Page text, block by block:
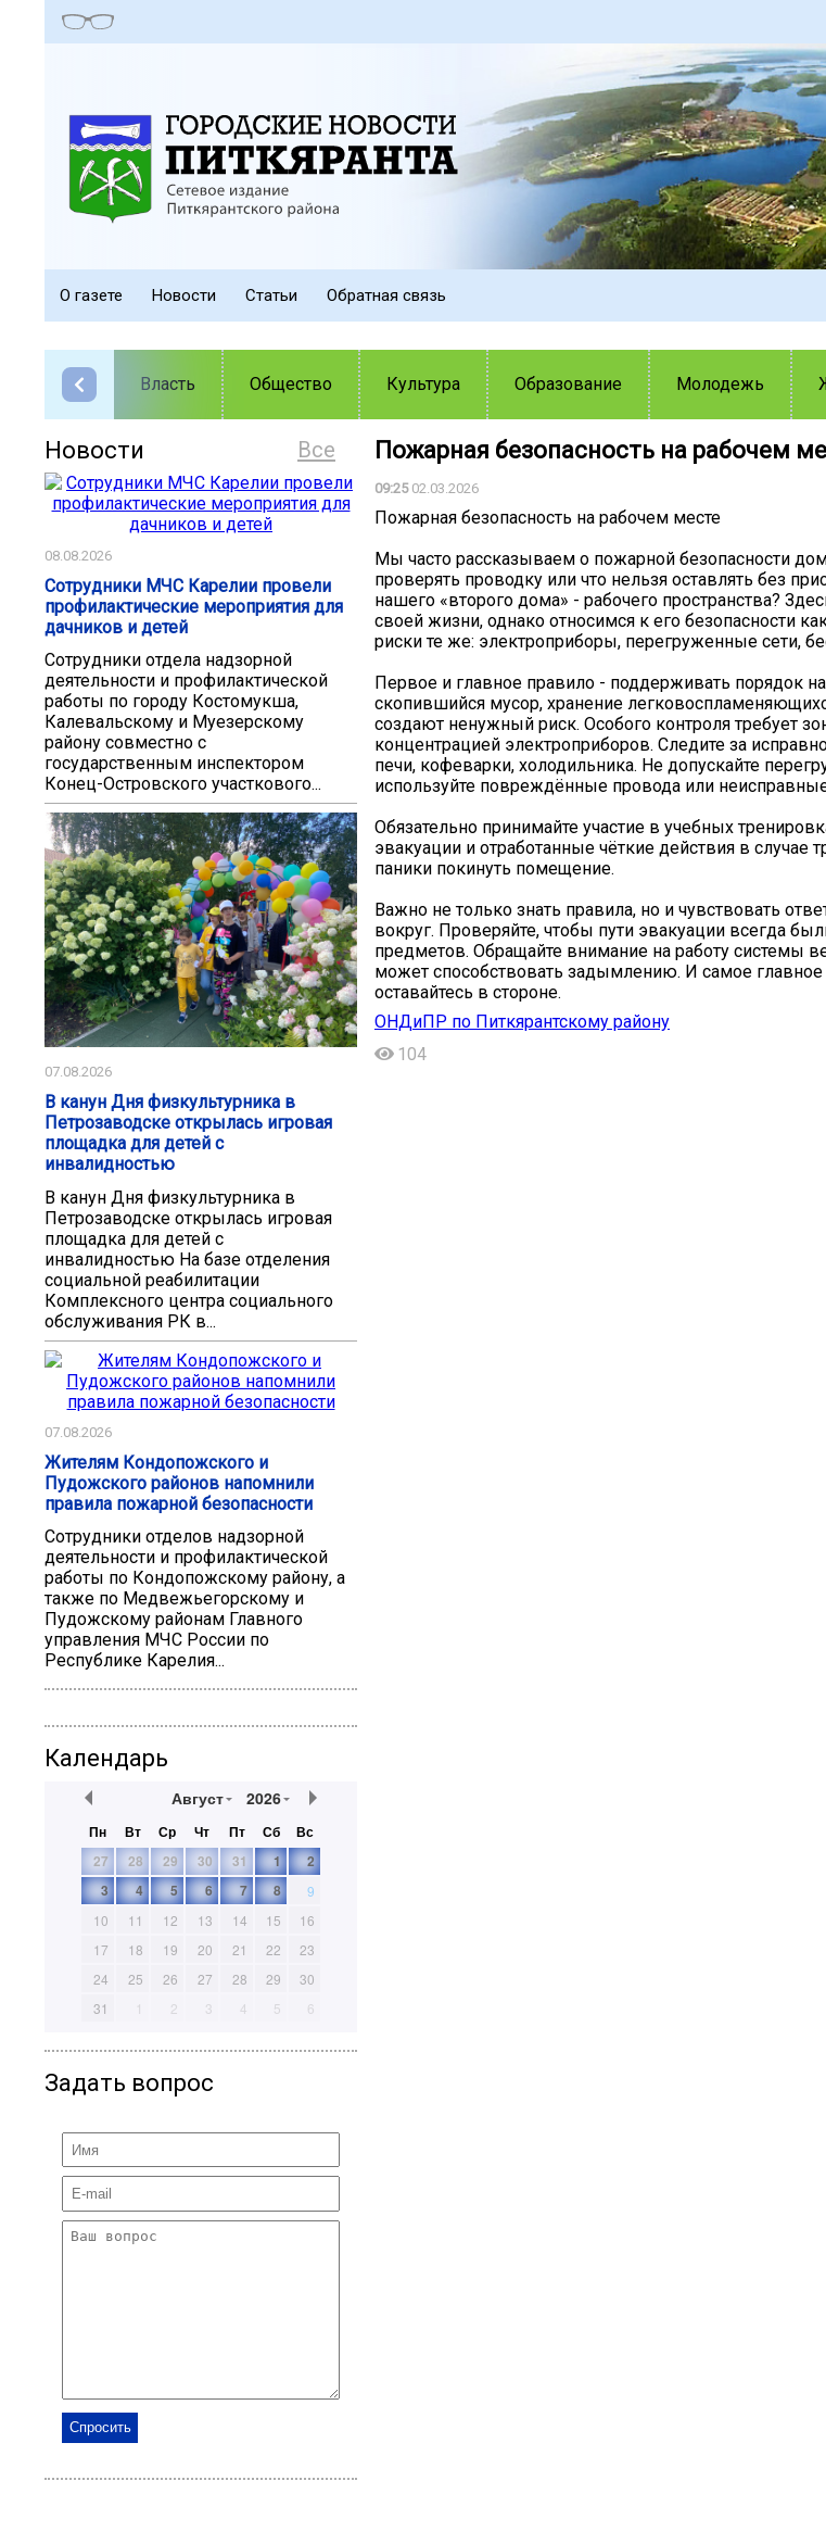
О газете Новости Статьи Обратная связь
Власть Общество Культура Образование Молодежь
Все
Новости
08.08.2026
Сотрудники МЧС Карелии провели
профилактические мероприятия для
дачников и детей
Сотрудники отдела надзорной
деятельности и профилактической
работы по городу Костомукша,
Калевальскому и Муезерскому
району совместно с
государственным инспектором
Конец-Островского участкового...
07.08.2026
В канун Дня физкультурника в
Петрозаводске открылась игровая
площадка для детей с
инвалидностью
В канун Дня физкультурника в
Петрозаводске открылась игровая
площадка для детей с
инвалидностью На базе отделения
социальной реабилитации
Комплексного центра социального
обслуживания РК в...
07.08.2026
Жителям Кондопожского и
Пудожского районов напомнили
правила пожарной безопасности
Сотрудники отделов надзорной
деятельности и профилактической
работы по Кондопожскому району, а
также по Медвежьегорскому и
Пудожскому районам Главного
управления МЧС России по
Республике Карелия...
Календарь
Август 2026
Пн Вт Ср Чт Пт Сб
Вс
27
28 29 30 31 1
2
3
4 5 6 7 8
9
10
11 12 13 14 15
16
17
18 19 20 21 22
23
24
25 26 27 28 29
30
31
1 2 3 4 5 6
Задать вопрос
Пожарная безопасность на рабочем
09:2502.03.2026
Пожарная безопасность на рабочем месте
Мы часто рассказываем о пожарной безопасности
проверять проводку или что нельзя оставлять без
нашего «второго дома» - рабочего пространства?
своей жизни, однако относимся к его безопасности
риски те же: электроприборы, перегруженные сети,
Первое и главное правило - поддерживать порядок
скопившийся мусор, хранение
создают ненужный риск. Особого контроля требует
концентрацией электроприборов. Следите за
печи, кофеварки, холодильника. Не допускайте
используйте повреждённые провода или
Обязательно принимайте участие в учебных
эвакуации и отработанные чёткие действия в случае
паники покинуть помещение.
Важно не только знать правила, но и чувствовать
вокруг. Проверяйте, чтобы пути эвакуации всегда
предметов. Обращайте внимание на работу системы
может способствовать задымлению. И самое
оставайтесь в стороне.
ОНДиПР по Питкярантскому району
104